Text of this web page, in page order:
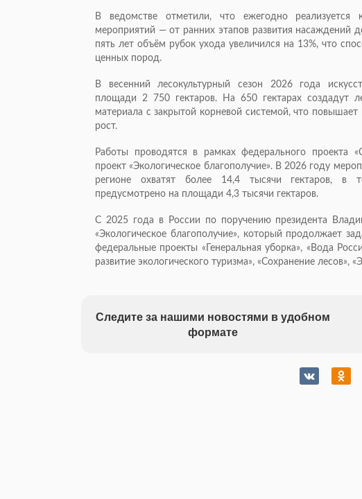
В ведомстве отметили, что ежегодно реализуется
мероприятий — от ранних этапов развития насаждений
пять лет объём рубок ухода увеличился на 13%, что
ценных пород.
В весенний лесокультурный сезон 2026 года
площади 2 750 гектаров. На 650 гектарах создадут
материала с закрытой корневой системой, что
рост.
Работы проводятся в рамках федерального проекта
проект «Экологическое благополучие». В 2026 году
регионе охватят более 14,4 тысячи гектаров, в
предусмотрено на площади 4,3 тысячи гектаров.
С 2025 года в России по поручению президента
«Экологическое благополучие», который продолжает
федеральные проекты «Генеральная уборка», «Вода
развитие экологического туризма», «Сохранение лесов»,
Следите за нашими новостями в удобном
формате